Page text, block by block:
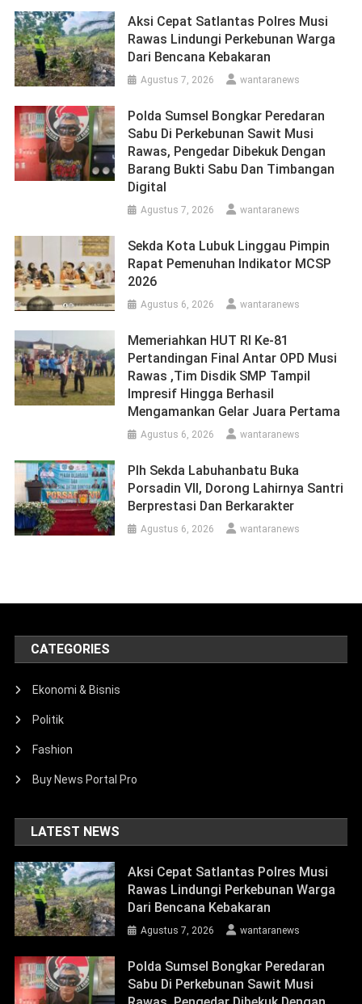
Aksi Cepat Satlantas Polres Musi
Rawas Lindungi Perkebunan Warga
Dari Bencana Kebakaran
Agustus 7, 2026 wantaranews
Polda Sumsel Bongkar Peredaran
Sabu Di Perkebunan Sawit Musi
Rawas, Pengedar Dibekuk Dengan
Barang Bukti Sabu Dan Timbangan
Digital
Agustus 7, 2026 wantaranews
Sekda Kota Lubuk Linggau Pimpin
Rapat Pemenuhan Indikator MCSP
2026
Agustus 6, 2026 wantaranews
Memeriahkan HUT RI Ke-81
Pertandingan Final Antar OPD Musi
Rawas ,Tim Disdik SMP Tampil
Impresif Hingga Berhasil
Mengamankan Gelar Juara Pertama
Agustus 6, 2026 wantaranews
Plh Sekda Labuhanbatu Buka
Porsadin VII, Dorong Lahirnya Santri
Berprestasi Dan Berkarakter
Agustus 6, 2026 wantaranews
CATEGORIES
Ekonomi & Bisnis
Politik
Fashion
Buy News Portal Pro
LATEST NEWS
Aksi Cepat Satlantas Polres Musi
Rawas Lindungi Perkebunan Warga
Dari Bencana Kebakaran
Agustus 7, 2026 wantaranews
Polda Sumsel Bongkar Peredaran
Sabu Di Perkebunan Sawit Musi